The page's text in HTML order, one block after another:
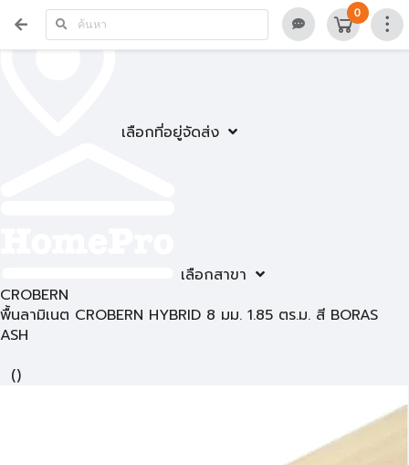
เลือกที่อยู่จัดส่ง
เลือกสาขา
0
CROBERN
พื้นลามิเนต CROBERN HYBRID 8 มม. 1.85 ตร.ม. สี BORAS
ASH
()